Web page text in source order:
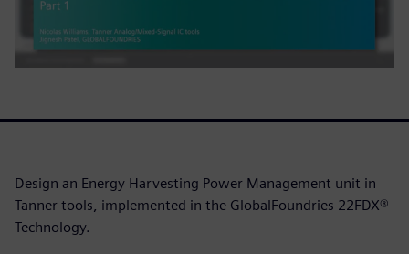
Design an Energy Harvesting Power Management unit in
Tanner tools, implemented in the GlobalFoundries 22FDX®
Technology.